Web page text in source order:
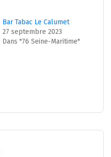
Bar Tabac Le Calumet
27 septembre 2023
Dans "76 Seine-Maritime"